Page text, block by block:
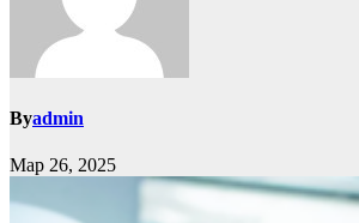
Byadmin
Мар 26, 2025